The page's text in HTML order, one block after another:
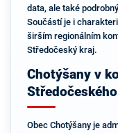
data, ale také
Součástí je i
širším regionálním
Středočeský kraj.
Chotýšany v
Obec Chotýšany je